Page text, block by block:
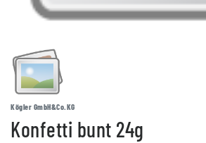
Kögler GmbH&Co.KG
Konfetti bunt 24g